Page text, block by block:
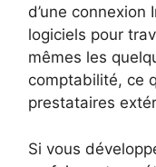
d’une
logiciels pour
mêmes les
comptabilité, ce
prestataires
Si vous